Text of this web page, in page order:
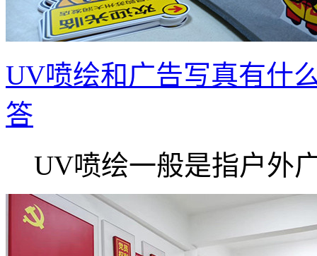
UV喷绘和广告写真有什
答
UV喷绘一般是指户外